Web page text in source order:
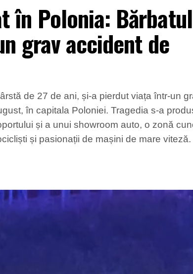
în Polonia:
grav accident de
de 27 de ani, și-a pierdut viața într-un
în capitala Poloniei. Tragedia s-a
și a unui showroom auto, o zonă
și pasionații de mașini de mare viteză.